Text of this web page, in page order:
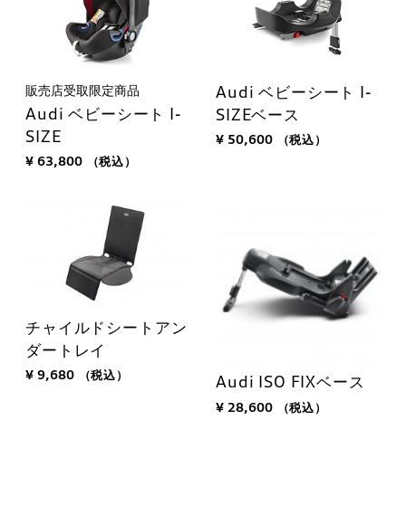
販売店受取限定商品
Audi ベビーシート I-
SIZE
¥ 63,800 （税込）
Audi ベビーシート I-
SIZEベース
¥ 50,600 （税込）
チャイルドシートアン
ダートレイ
¥ 9,680 （税込） Audi ISO FIXベース
¥ 28,600 （税込）